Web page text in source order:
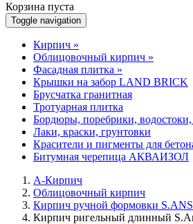
Корзина пуста
Toggle navigation
Кирпич »
Облицовочный кирпич »
Фасадная плитка »
Крышки на забор LAND BRICK
Брусчатка гранитная
Тротуарная плитка
Бордюры, поребрики,
Лаки, краски, грунтовки
Красители и пигменты для
Битумная черепица АКВАИЗОЛ
А-Кирпич
Облицовочный кирпич
Кирпич ручной формовки
Кирпич ригельный длинный